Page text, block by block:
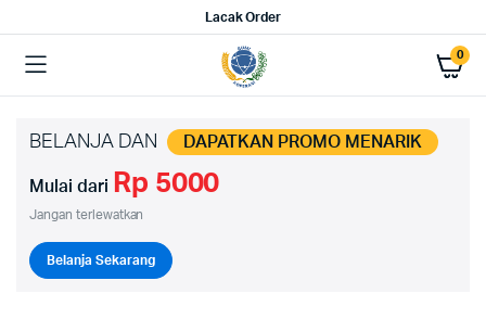
Lacak Order
0
BELANJA DAN DAPATKAN PROMO MENARIK
Mulai dari Rp 5000
Jangan terlewatkan
Belanja Sekarang